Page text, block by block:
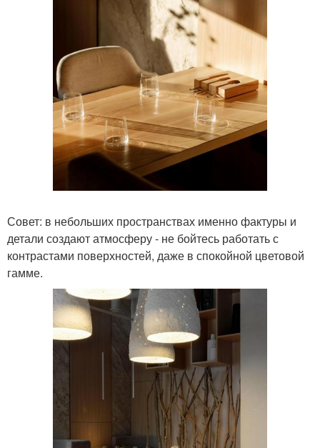
Совет: в небольших пространствах именно фактуры и
детали создают атмосферу - не бойтесь работать с
контрастами поверхностей, даже в спокойной цветовой
гамме.